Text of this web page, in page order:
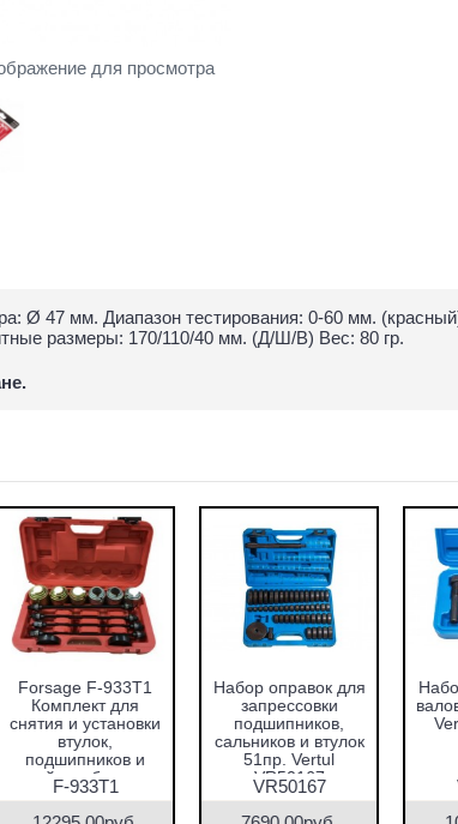
для просмотра
Ø 47 мм. Диапазон тестирования: 0-60 мм.
размеры: 170/110/40 мм. (Д/Ш/В) Вес: 80 гр.
Набор фиксаторов
валов VAG 1.2 TFSI
Vertul VR50661
VR50661
Набор фрез для
восстановления
гнёзд дизельных
форсунок 7пр.
Vertul VR50337
VR50337